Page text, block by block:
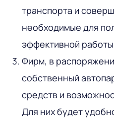
транспорта и
необходимые для
эффективной
Фирм, в
собственный
средств и
Для них будет